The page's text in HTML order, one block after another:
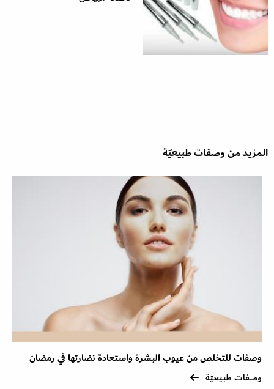
المزيد من وصفات طبيعيّة
وصفات للتخلص من عيوب البشرة واستعادة نضارتها في رمضان
وصفات طبيعيّة